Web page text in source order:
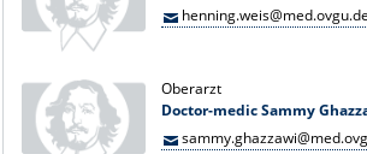
henning.weis@med.ovgu.de
Oberarzt
Doctor-medic Sammy